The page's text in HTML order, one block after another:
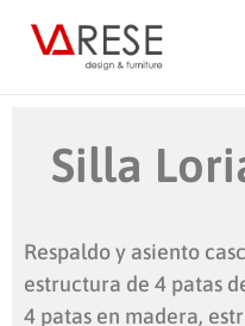
Silla
Respaldo y asiento
estructura de 4 patas
4 patas en madera,